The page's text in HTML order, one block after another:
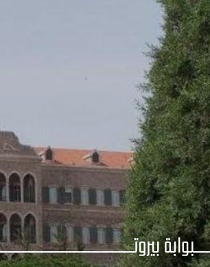
٤ آب
عندما ينفجر الفساد في ظل حكم الدويلة